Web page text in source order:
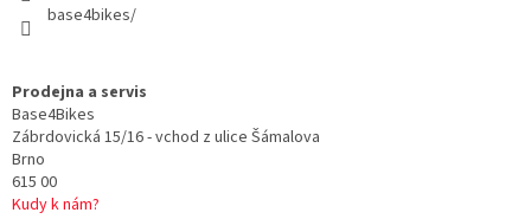
base4bikes/
Prodejna a servis
Base4Bikes
Zábrdovická 15/16 - vchod z ulice Šámalova
Brno
615 00
Kudy k nám?